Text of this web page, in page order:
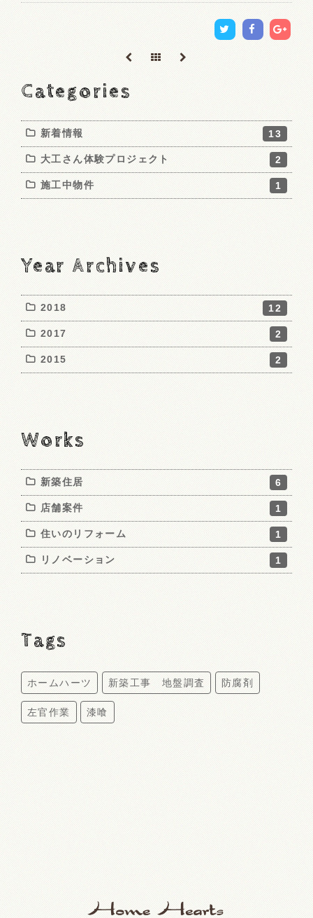
Categories
新着情報 13
大工さん体験プロジェクト 2
施工中物件 1
Year Archives
2018 12
2017 2
2015 2
Works
新築住居 6
店舗案件 1
住いのリフォーム 1
リノベーション 1
Tags
ホームハーツ 新築工事 地盤調査 防腐剤
左官作業 漆喰